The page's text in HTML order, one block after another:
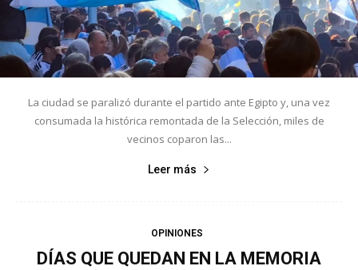
La ciudad se paralizó durante el partido ante Egipto y, una vez
consumada la histórica remontada de la Selección, miles de
vecinos coparon las...
Leer más
OPINIONES
DÍAS QUE QUEDAN EN LA MEMORIA